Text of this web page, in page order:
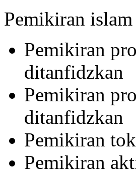
Pemikiran
Pemikiran
ditanfidzkan
Pemikiran
ditanfidzkan
Pemikiran
Pemikiran